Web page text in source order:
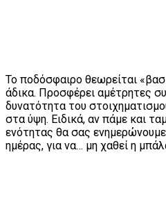
Το ποδόσφαιρο θεωρείται
άδικα. Προσφέρει αμέτρητες
δυνατότητα του
στα ύψη. Ειδικά, αν πάμε και
ενότητας θα σας
ημέρας, για να… μη χαθεί η